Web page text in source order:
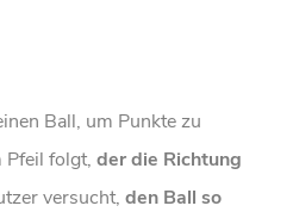
Ball, um Punkte zu
Pfeil folgt,der die Richtung
versucht,den Ball so